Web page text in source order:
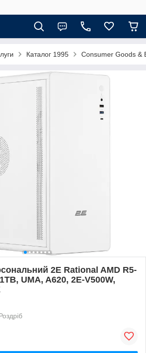
Каталог 1995 Consumer Goods &
2E Rational AMD R5-
UMA, A620, 2E-V500W,